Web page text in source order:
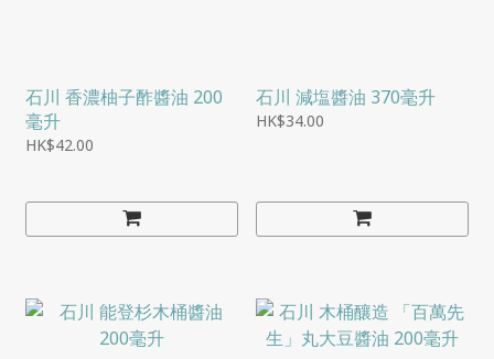
石川 香濃柚子酢醬油 200
毫升
HK$42.00
石川 減塩醬油 370毫升
HK$34.00